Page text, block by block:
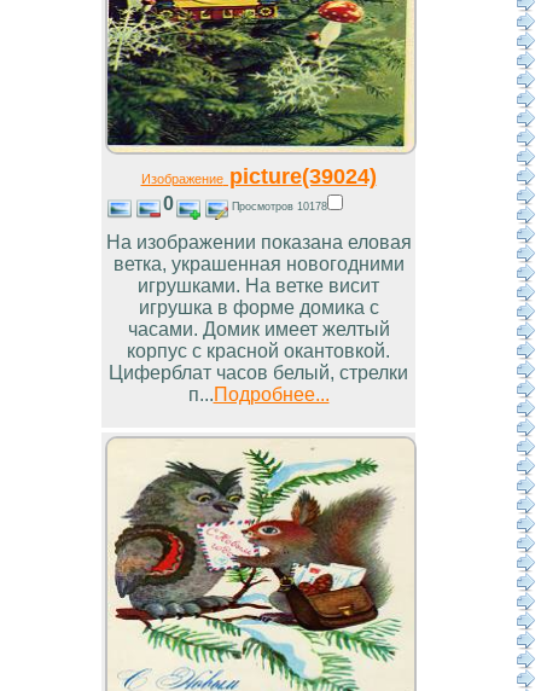
Изображениеpicture(39024)
0 Просмотров 10178
На изображении показана еловая
ветка, украшенная новогодними
игрушками. На ветке висит
игрушка в форме домика с
часами. Домик имеет желтый
корпус с красной окантовкой.
Циферблат часов белый, стрелки
п...Подробнее...